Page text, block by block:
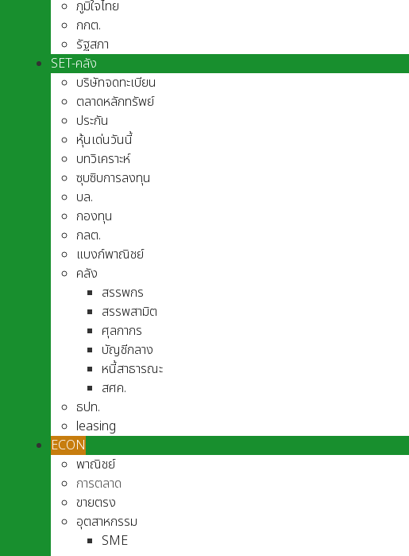
ภูมิใจไทย
กกต.
รัฐสภา
SET-คลัง
บริษัทจดทะเบียน
ตลาดหลักทรัพย์
ประกัน
หุ้นเด่นวันนี้
บทวิเคราะห์
ซุบซิบการลงทุน
บล.
กองทุน
กลต.
แบงก์พาณิชย์
คลัง
สรรพกร
สรรพสามิต
ศุลกากร
บัญชีกลาง
หนี้สาธารณะ
สศค.
ธปท.
leasing
ECON
พาณิชย์
การตลาด
ขายตรง
อุตสาหกรรม
SME